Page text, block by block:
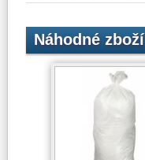
Náhodné zboží